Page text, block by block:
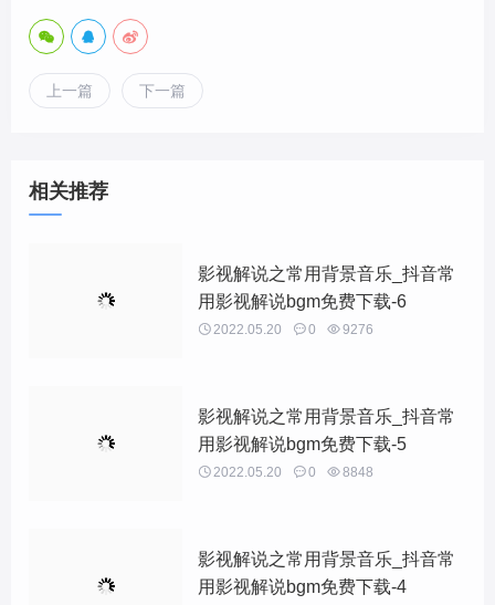
上一篇 下一篇
相关推荐
影视解说之常用背景音乐_抖音常
用影视解说bgm免费下载-6
2022.05.20 0 9276
影视解说之常用背景音乐_抖音常
用影视解说bgm免费下载-5
2022.05.20 0 8848
影视解说之常用背景音乐_抖音常
用影视解说bgm免费下载-4